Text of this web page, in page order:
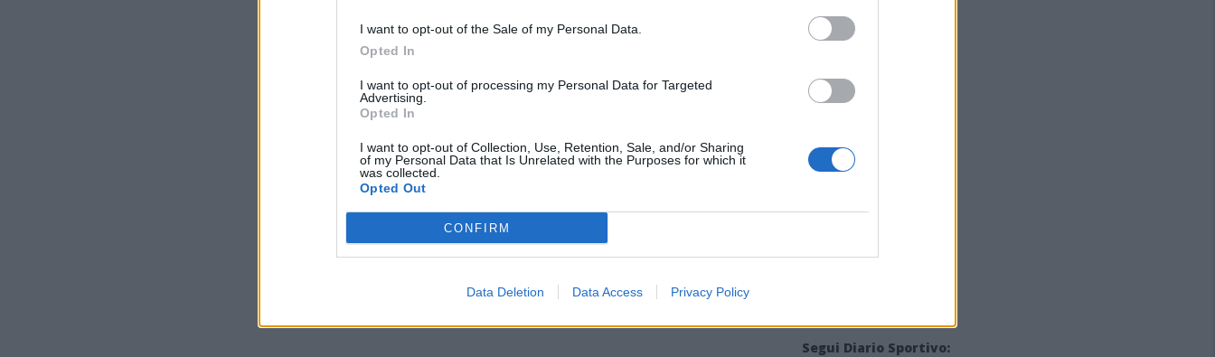
I want to opt-out of the Sale of my Personal Data.
Opted In
I want to opt-out of processing my Personal Data for Targeted
Advertising.
Opted In
I want to opt-out of Collection, Use, Retention, Sale, and/or Sharing
of my Personal Data that Is Unrelated with the Purposes for which it
was collected.
Opted Out
CONFIRM
Data Deletion Data Access Privacy Policy
Segui Diario Sportivo: